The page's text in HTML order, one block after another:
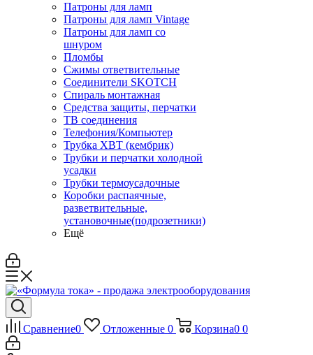
Патроны для ламп
Патроны для ламп Vintage
Патроны для ламп со
шнуром
Пломбы
Сжимы ответвительные
Соединители SKOTCH
Спираль монтажная
Средства защиты, перчатки
ТВ соединения
Телефония/Компьютер
Трубка ХВТ (кембрик)
Трубки и перчатки холодной
усадки
Трубки термоусадочные
Коробки распаячные,
разветвительные,
установочные(подрозетники)
Ещё
Сравнение0 Отложенные 0 Корзина0 0